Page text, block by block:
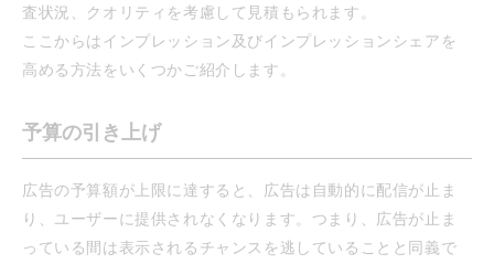
査状況、クオリティを考慮して見積もられます。
ここからはインプレッション及びインプレッションシェアを
高める方法をいくつかご紹介します。
予算の引き上げ
広告の予算額が上限に達すると、広告は自動的に配信が止ま
り、ユーザーに提供されなくなります。つまり、広告が止ま
っている間は表示されるチャンスを逃していることと同義で